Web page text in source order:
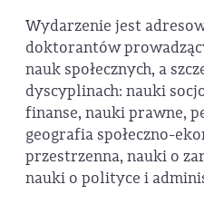
Wydarzenie jest
doktorantów
nauk społecznych, a
dyscyplinach: nauki
finanse, nauki prawne,
geografia społeczno-
przestrzenna, nauki o
nauki o polityce i